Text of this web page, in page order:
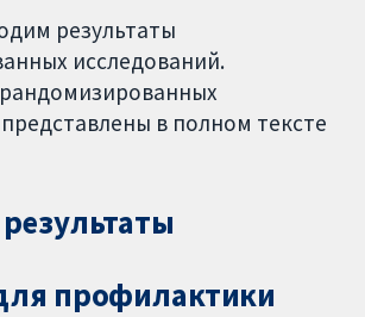
результаты
исследований.
в полном тексте
профилактики